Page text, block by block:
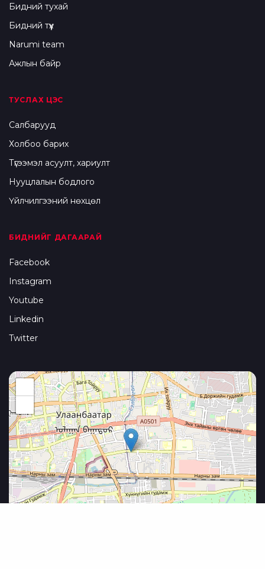
Бидний тухай
Бидний түүх
Narumi team
Ажлын байр
ТУСЛАХ ЦЭС
Салбарууд
Холбоо барих
Түгээмэл асуулт, хариулт
Нууцлалын бодлого
Үйлчилгээний нөхцөл
БИДНИЙГ ДАГААРАЙ
Facebook
Instagram
Youtube
Linkedin
Twitter